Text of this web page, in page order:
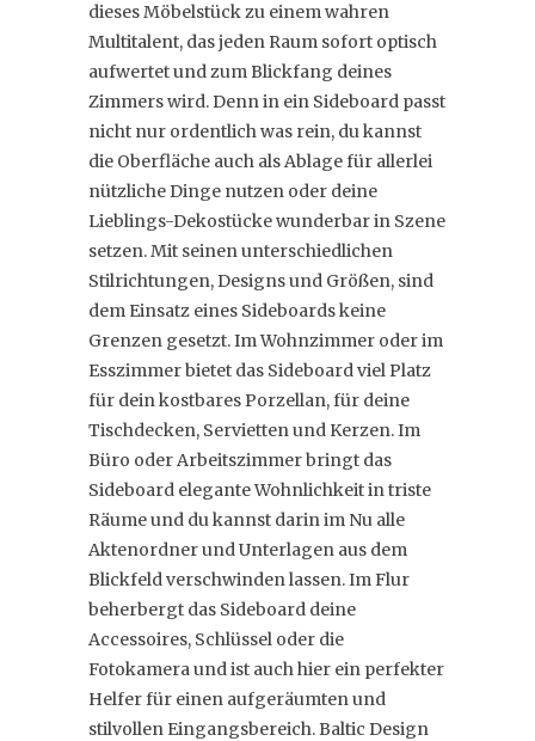
dieses Möbelstück zu einem wahren
Multitalent, das jeden Raum sofort optisch
aufwertet und zum Blickfang deines
Zimmers wird. Denn in ein Sideboard passt
nicht nur ordentlich was rein, du kannst
die Oberfläche auch als Ablage für allerlei
nützliche Dinge nutzen oder deine
Lieblings-Dekostücke wunderbar in Szene
setzen. Mit seinen unterschiedlichen
Stilrichtungen, Designs und Größen, sind
dem Einsatz eines Sideboards keine
Grenzen gesetzt. Im Wohnzimmer oder im
Esszimmer bietet das Sideboard viel Platz
für dein kostbares Porzellan, für deine
Tischdecken, Servietten und Kerzen. Im
Büro oder Arbeitszimmer bringt das
Sideboard elegante Wohnlichkeit in triste
Räume und du kannst darin im Nu alle
Aktenordner und Unterlagen aus dem
Blickfeld verschwinden lassen. Im Flur
beherbergt das Sideboard deine
Accessoires, Schlüssel oder die
Fotokamera und ist auch hier ein perfekter
Helfer für einen aufgeräumten und
stilvollen Eingangsbereich. Baltic Design